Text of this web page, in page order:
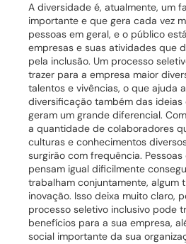
A diversidade é, atualmente, um
importante e que gera cada vez
pessoas em geral, e o público
empresas e suas atividades que
pela inclusão. Um processo
trazer para a empresa maior
talentos e vivências, o que ajuda
diversificação também das
geram um grande diferencial.
a quantidade de colaboradores
culturas e conhecimentos
surgirão com frequência.
pensam igual dificilmente
trabalham conjuntamente, algum
inovação. Isso deixa muito claro,
processo seletivo inclusivo pode
benefícios para a sua empresa,
social importante da sua